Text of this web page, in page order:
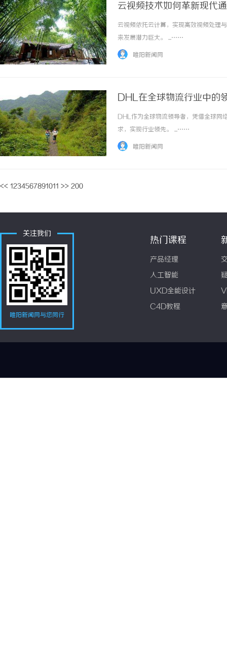
云视频技术如何革新现代
云视频依托云计算，实现高效视频处理
来发展潜力巨大。 ...……
睢阳新闻网
DHL在全球物流行业中的
DHL作为全球物流领导者，凭借全球网
求，实现行业领先。 ...……
睢阳新闻网
<< 1234567891011 >> 200
关注我们
睢阳新闻网与您同行
热门课程
产品经理
人工智能
UXD全能设计
C4D教程